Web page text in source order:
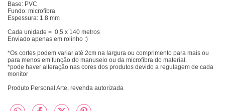
Base: PVC
Fundo: microfibra
Espessura: 1.8 mm
Cada unidade = 0,5 x 140 metros
Enviado apenas em rolinho :)
*Os cortes podem variar até 2cm na largura ou comprimento para mais ou
para menos em função do manuseio ou da microfibra do material.
*pode haver alteração nas cores dos produtos devido a regulagem de cada
monitor
Produto Personal Arte, revenda autorizada